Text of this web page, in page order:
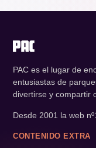
PAC es el lugar de
entusiastas de
divertirse y compartir
Desde 2001 la web
CONTENIDO EXTRA